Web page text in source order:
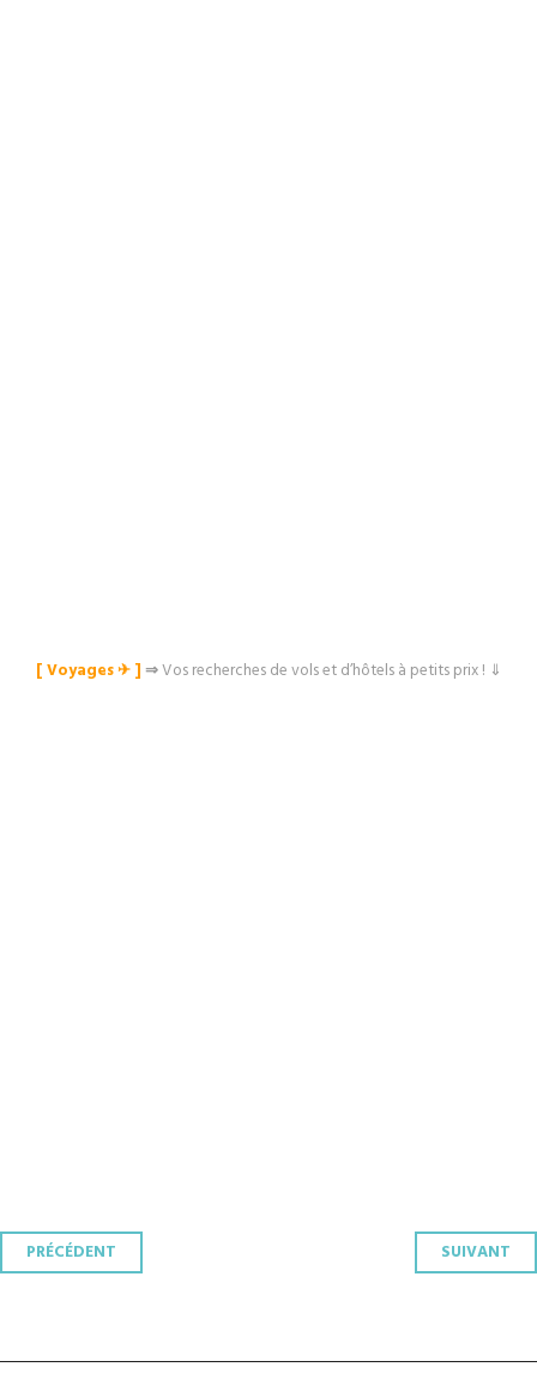
[ Voyages ✈︎ ]⇒Vos recherches de vols et d’hôtels à petits prix ! ⇓
Navigation
PRÉCÉDENT SUIVANT